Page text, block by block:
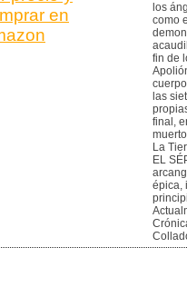
en
los
como
fin de
las
final,
La
EL
épica,